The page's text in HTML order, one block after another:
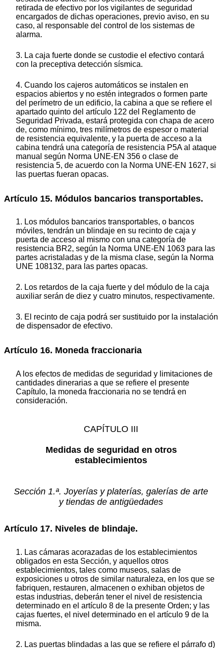
retirada de efectivo por los vigilantes de seguridad
encargados de dichas operaciones, previo aviso, en su
caso, al responsable del control de los sistemas de
alarma.
3. La caja fuerte donde se custodie el efectivo contará
con la preceptiva detección sísmica.
4. Cuando los cajeros automáticos se instalen en
espacios abiertos y no estén integrados o formen parte
del perímetro de un edificio, la cabina a que se refiere el
apartado quinto del artículo 122 del Reglamento de
Seguridad Privada, estará protegida con chapa de acero
de, como mínimo, tres milímetros de espesor o material
de resistencia equivalente, y la puerta de acceso a la
cabina tendrá una categoría de resistencia P5A al ataque
manual según Norma UNE-EN 356 o clase de
resistencia 5, de acuerdo con la Norma UNE-EN 1627, si
las puertas fueran opacas.
Artículo 15. Módulos bancarios transportables.
1. Los módulos bancarios transportables, o bancos
móviles, tendrán un blindaje en su recinto de caja y
puerta de acceso al mismo con una categoría de
resistencia BR2, según la Norma UNE-EN 1063 para las
partes acristaladas y de la misma clase, según la Norma
UNE 108132, para las partes opacas.
2. Los retardos de la caja fuerte y del módulo de la caja
auxiliar serán de diez y cuatro minutos, respectivamente.
3. El recinto de caja podrá ser sustituido por la instalación
de dispensador de efectivo.
Artículo 16. Moneda fraccionaria
A los efectos de medidas de seguridad y limitaciones de
cantidades dinerarias a que se refiere el presente
Capítulo, la moneda fraccionaria no se tendrá en
consideración.
CAPÍTULO III
Medidas de seguridad en otros
establecimientos
Sección 1.ª. Joyerías y platerías, galerías de arte
y tiendas de antigüedades
Artículo 17. Niveles de blindaje.
1. Las cámaras acorazadas de los establecimientos
obligados en esta Sección, y aquellos otros
establecimientos, tales como museos, salas de
exposiciones u otros de similar naturaleza, en los que se
fabriquen, restauren, almacenen o exhiban objetos de
estas industrias, deberán tener el nivel de resistencia
determinado en el artículo 8 de la presente Orden; y las
cajas fuertes, el nivel determinado en el artículo 9 de la
misma.
2. Las puertas blindadas a las que se refiere el párrafo d)